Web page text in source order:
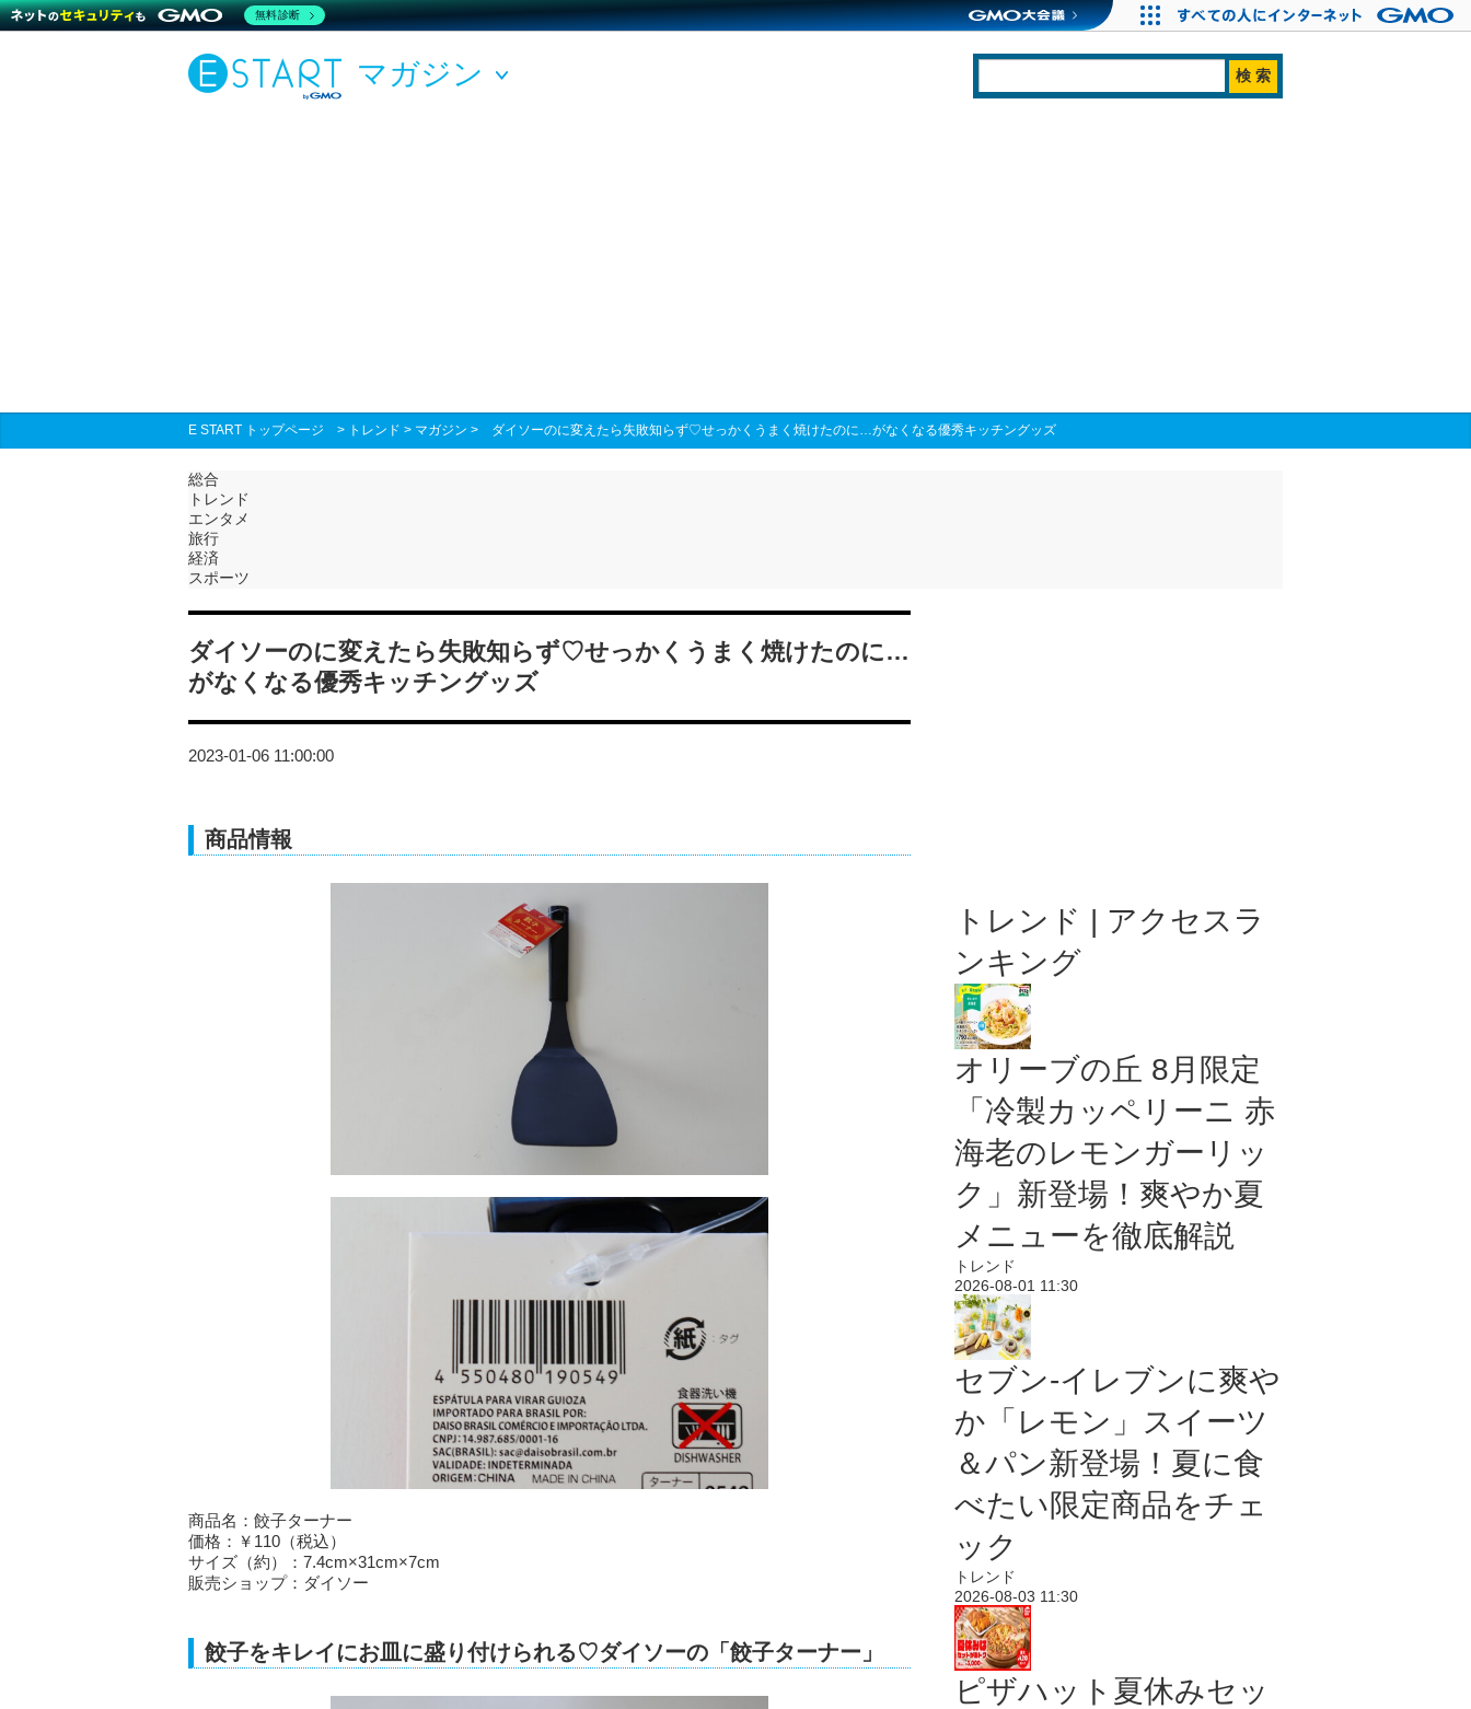
マガジン
E START トップページ > トレンド > マガジン > ダイソーのに変えたら失敗知らず♡せっかくうまく焼けたのに…がなくなる優秀キッチングッズ
総合
トレンド
エンタメ
旅行
経済
スポーツ
ダイソーのに変えたら失敗知らず♡せっかくうまく焼けたのに…
がなくなる優秀キッチングッズ
2023-01-06 11:00:00
商品情報
商品名：餃子ターナー
価格：￥110（税込）
サイズ（約）：7.4cm×31cm×7cm
販売ショップ：ダイソー
餃子をキレイにお皿に盛り付けられる♡ダイソーの「餃子ターナー」
トレンド | アクセスラ
ンキング
オリーブの丘 8月限定
「冷製カッペリーニ 赤
海老のレモンガーリッ
ク」新登場！爽やか夏
メニューを徹底解説
トレンド
2026-08-01 11:30
セブン‐イレブンに爽や
か「レモン」スイーツ
＆パン新登場！夏に食
べたい限定商品をチェ
ック
トレンド
2026-08-03 11:30
ピザハット夏休みセッ
無料診断